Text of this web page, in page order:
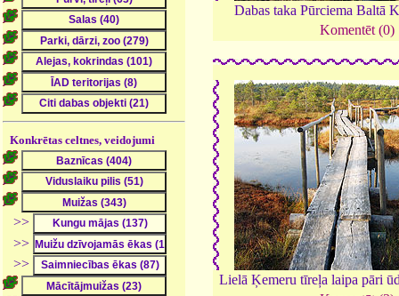
Konkrētas celtnes, veidojumi
>>
>>
>>
Dabas taka Pūrciema Baltā
Komentēt (0)
Lielā Ķemeru tīreļa laipa pāri